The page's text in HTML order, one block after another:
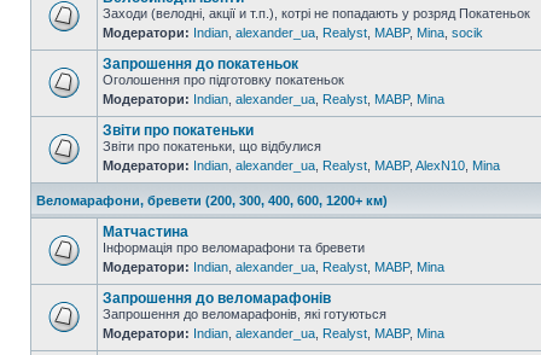
Заходи (велодні, акції и т.п.), котрі не попадають у розряд Покатеньок
Модератори: Indian alexander_ua Realyst MABP, Mina socik
Запрошення до покатеньок
Оголошення про підготовку покатеньок
Модератори: Indian alexander_ua Realyst MABP, Mina
Звіти про покатеньки
Звіти про покатеньки, що відбулися
Модератори: Indian alexander_ua Realyst MABP, AlexN10 Mina
Веломарафони, бревети (200, 300, 400, 600, 1200+ км)
Матчастина
Інформація про веломарафони та бревети
Модератори: Indian alexander_ua Realyst MABP, Mina
Запрошення до веломарафонів
Запрошення до веломарафонів, які готуються
Модератори: Indian alexander_ua Realyst MABP, Mina